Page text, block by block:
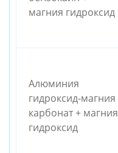
магния гидроксид
Алюминия
гидроксид-магния
карбонат + магния
гидроксид